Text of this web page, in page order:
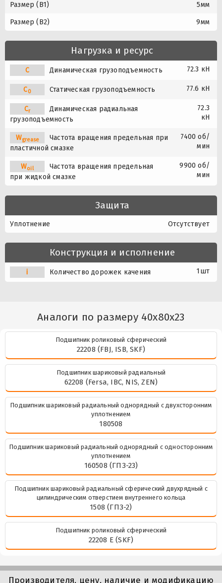
Размер (B1) 5мм
Размер (B2) 9мм
Нагрузка и ресурс
C Динамическая грузоподъемность 72.3 кН
C0 Статическая грузоподъемность 77.6 кН
Cr
Динамическая радиальная
грузоподъемность
72.3
кН
Wgrease
Частота вращения предельная при
пластичной смазке
7400 об/
мин
Woil
Частота вращения предельная
при жидкой смазке
9900 об/
мин
Защита
Уплотнение Отсутствует
Конструкция и исполнение
i Количество дорожек качения 1шт
Аналоги по размеру 40x80x23
Подшипник роликовый сферический
22208 (FBJ, ISB, SKF)
Подшипник шариковый радиальный
62208 (Fersa, IBC, NIS, ZEN)
Подшипник шариковый радиальный однорядный с двухсторонним
уплотнением
180508
Подшипник шариковый радиальный однорядный с односторонним
уплотнением
160508 (ГПЗ-23)
Подшипник шариковый радиальный сферический двухрядный с
цилиндрическим отверстием внутреннего кольца
1508 (ГПЗ-2)
Подшипник роликовый сферический
22208 E (SKF)
Производителя, цену, наличие и модификацию